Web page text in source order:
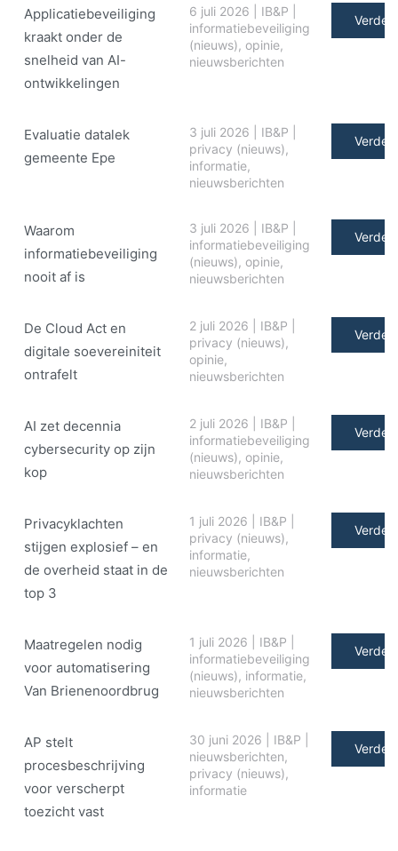
Applicatiebeveiliging
kraakt onder de
snelheid van AI-
ontwikkelingen
6 juli 2026 IB&P
informatiebeveiliging
(nieuws), opinie,
nieuwsberichten
Verder
Evaluatie datalek
gemeente Epe
3 juli 2026 IB&P
privacy (nieuws),
informatie,
nieuwsberichten
Verder
Waarom
informatiebeveiliging
nooit af is
3 juli 2026 IB&P
informatiebeveiliging
(nieuws), opinie,
nieuwsberichten
Verder
De Cloud Act en
digitale soe­ve­rei­ni­teit
ontrafelt
2 juli 2026 IB&P
privacy (nieuws),
opinie,
nieuwsberichten
Verder
AI zet decennia
cybersecurity op zijn
kop
2 juli 2026 IB&P
informatiebeveiliging
(nieuws), opinie,
nieuwsberichten
Verder
Privacyklachten
stijgen explosief – en
de overheid staat in de
top 3
1 juli 2026 IB&P
privacy (nieuws),
informatie,
nieuwsberichten
Verder
Maatregelen nodig
voor automatisering
Van Brienenoordbrug
1 juli 2026 IB&P
informatiebeveiliging
(nieuws), informatie,
nieuwsberichten
Verder
AP stelt
procesbeschrijving
voor verscherpt
toezicht vast
30 juni 2026 IB&P
nieuwsberichten,
privacy (nieuws),
informatie
Verder